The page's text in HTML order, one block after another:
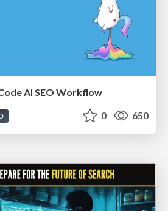
AI SEO Workflow
0 650